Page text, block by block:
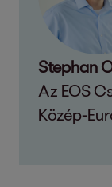
Stephan
Az EOS
Közép-